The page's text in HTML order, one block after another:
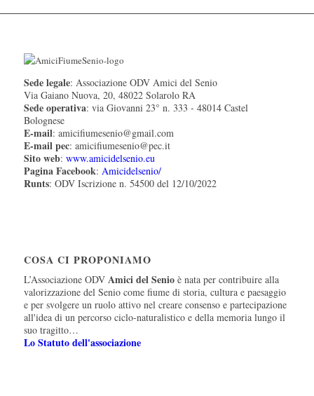
Sede legale: Associazione ODV Amici del Senio
Via Gaiano Nuova, 20, 48022 Solarolo RA
Sede operativa: via Giovanni 23° n. 333 - 48014 Castel
Bolognese
E-mail: amicifiumesenio@gmail.com
E-mail pec: amicifiumesenio@pec.it
Sito web: www.amicidelsenio.eu
Pagina Facebook: Amicidelsenio/
Runts: ODV Iscrizione n. 54500 del 12/10/2022
COSA CI PROPONIAMO
L’Associazione ODV Amici del Senioè nata per contribuire alla
valorizzazione del Senio come fiume di storia, cultura e paesaggio
e per svolgere un ruolo attivo nel creare consenso e partecipazione
all'idea di un percorso ciclo-naturalistico e della memoria lungo il
suo tragitto…
Lo Statuto dell'associazione